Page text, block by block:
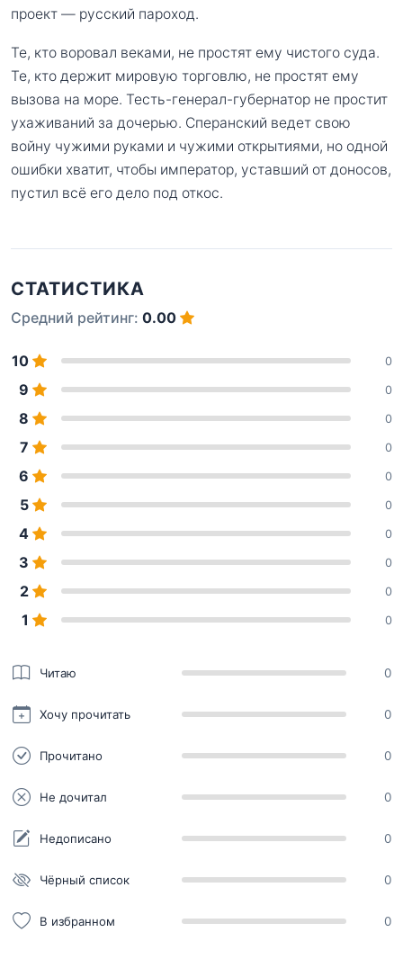
проект — русский пароход.
Те, кто воровал веками, не простят ему чистого суда.
Те, кто держит мировую торговлю, не простят ему
вызова на море. Тесть-генерал-губернатор не простит
ухаживаний за дочерью. Сперанский ведет свою
войну чужими руками и чужими открытиями, но одной
ошибки хватит, чтобы император, уставший от доносов,
пустил всё его дело под откос.
СТАТИСТИКА
Средний рейтинг: 0.00
10 0
9 0
8 0
7 0
6 0
5 0
4 0
3 0
2 0
1 0
Читаю 0
Хочу прочитать 0
Прочитано 0
Не дочитал 0
Недописано 0
Чёрный список 0
В избранном 0